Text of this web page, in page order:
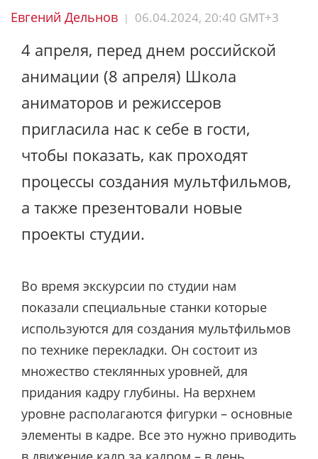
Евгений Дельнов | 06.04.2024, 20:40 GMT+3
4 апреля, перед днем российской
анимации (8 апреля) Школа
аниматоров и режиссеров
пригласила нас к себе в гости,
чтобы показать, как проходят
процессы создания мультфильмов,
а также презентовали новые
проекты студии.
Во время экскурсии по студии нам
показали специальные станки которые
используются для создания мультфильмов
по технике перекладки. Он состоит из
множество стеклянных уровней, для
придания кадру глубины. На верхнем
уровне располагаются фигурки – основные
элементы в кадре. Все это нужно приводить